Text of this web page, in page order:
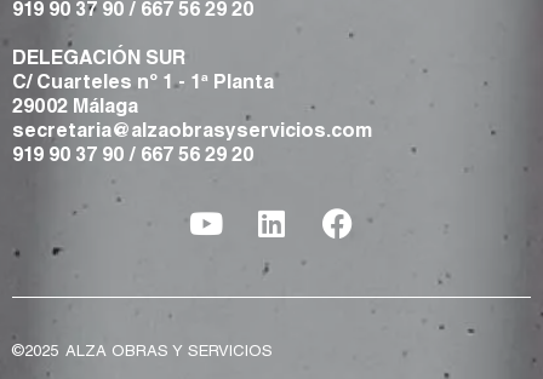
919 90 37 90 / 667 56 29 20
DELEGACIÓN SUR
C/ Cuarteles nº 1 - 1ª Planta
29002 Málaga
secretaria@alzaobrasyservicios.com
919 90 37 90 / 667 56 29 20
©2025 ALZA OBRAS Y SERVICIOS